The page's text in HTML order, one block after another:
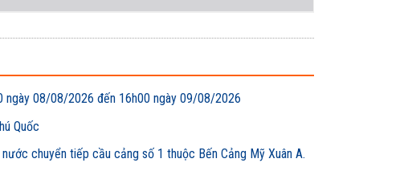
ngày 08/08/2026 đến 16h00 ngày 09/08/2026
Quốc
chuyển tiếp cầu cảng số 1 thuộc Bến Cảng Mỹ Xuân A.